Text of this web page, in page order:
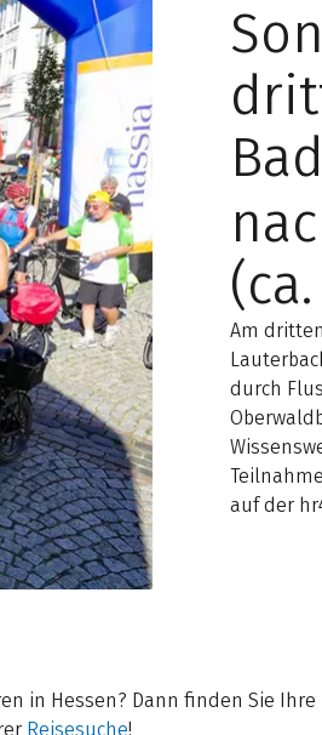
Am
durch
auf der
in Hessen? Dann finden Sie
Reisesuche!